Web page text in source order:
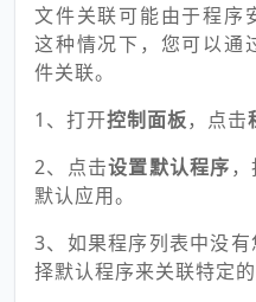
文件关联可能由于程序
这种情况下，您可以通
件关联。
1、打开控制面板，点击
2、点击设置默认程序
默认应用。
3、如果程序列表中没
择默认程序来关联特定的